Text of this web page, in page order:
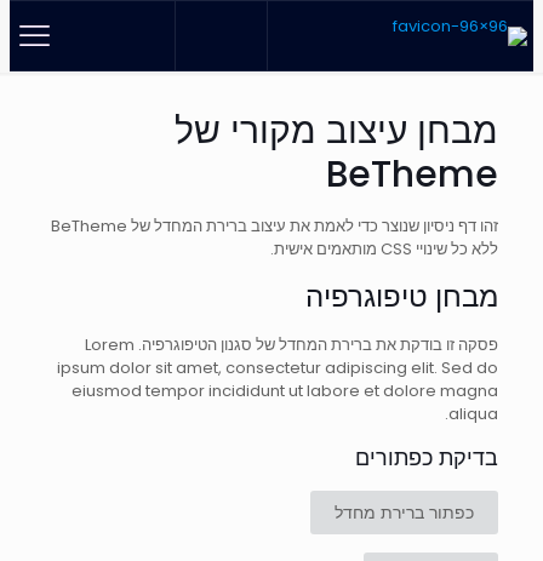
מבחן עיצוב מקורי של
BeTheme
זהו דף ניסיון שנוצר כדי לאמת את עיצוב ברירת המחדל של BeTheme
ללא כל שינויי CSS מותאמים אישית.
מבחן טיפוגרפיה
פסקה זו בודקת את ברירת המחדל של סגנון הטיפוגרפיה. Lorem
ipsum dolor sit amet, consectetur adipiscing elit. Sed do
eiusmod tempor incididunt ut labore et dolore magna
aliqua.
בדיקת כפתורים
כפתור ברירת מחדל